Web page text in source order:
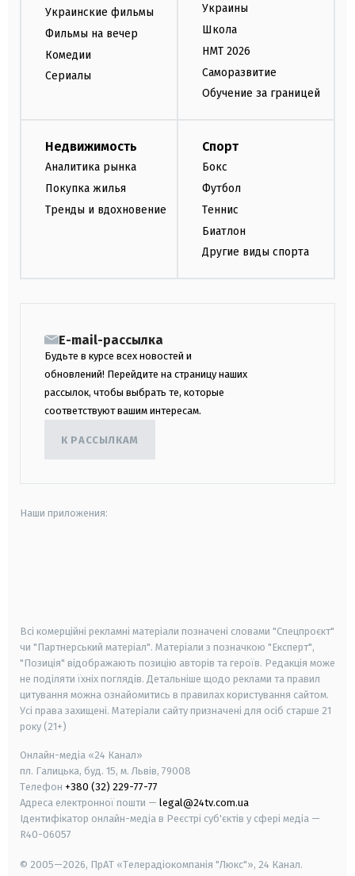
Украинские фильмы
Фильмы на вечер
Комедии
Сериалы
Украины
Школа
НМТ 2026
Саморазвитие
Обучение за границей
Недвижимость
Аналитика рынка
Покупка жилья
Тренды и вдохновение
Спорт
Бокс
Футбол
Теннис
Биатлон
Другие виды спорта
E-mail-рассылка
Будьте в курсе всех новостей и
обновлений! Перейдите на страницу наших
рассылок, чтобы выбрать те, которые
соответствуют вашим интересам.
К РАССЫЛКАМ
Наши приложения:
Всі комерційні рекламні матеріали позначені словами "Спецпроєкт"
чи "Партнерський матеріал". Матеріали з позначкою "Експерт",
"Позиція" відображають позицію авторів та героїв. Редакція може
не поділяти їхніх поглядів. Детальніше щодо реклами та правил
цитування можна ознайомитись в правилах користування сайтом.
Усі права захищені. Матеріали сайту призначені для осіб старше 21
року (21+)
Онлайн-медіа «24 Канал»
пл. Галицька, буд. 15, м. Львів, 79008
Телефон +380 (32) 229-77-77
Адреса електронної пошти — legal@24tv.com.ua
Ідентифікатор онлайн-медіа в Реєстрі суб'єктів у сфері медіа —
R40-06057
© 2005—2026, ПрАТ «Телерадіокомпанія "Люкс"», 24 Канал.